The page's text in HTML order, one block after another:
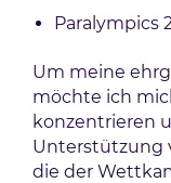
Paralympics
Um meine
möchte ich
konzentrieren
Unterstützung
die der